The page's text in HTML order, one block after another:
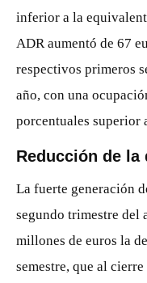
inferior a la
ADR aumentó de 67
respectivos primeros
año, con una
porcentuales superior
Reducción de la
La fuerte generación
segundo trimestre del
millones de euros la
semestre, que al